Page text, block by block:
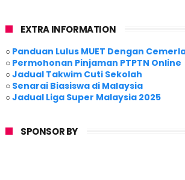
EXTRA INFORMATION
○ Panduan Lulus MUET Dengan
○ Permohonan Pinjaman PTPTN Online
○Jadual Takwim Cuti Sekolah
○ Senarai Biasiswa di Malaysia
○Jadual Liga Super Malaysia 2025
SPONSOR BY